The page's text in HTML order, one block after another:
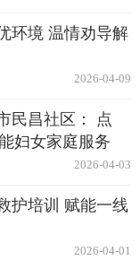
环境 温情劝导解
2026-04-09
民昌社区： 点
妇女家庭服务
2026-04-03
护培训 赋能一线
2026-04-01